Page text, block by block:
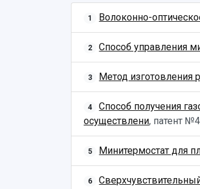
1 Волоконно-
2 Способ управления
3 Метод изготовления
4
Способ получения
осуществлени, патент
5 Минитермостат для
6